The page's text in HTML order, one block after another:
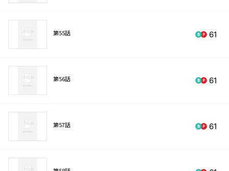
第55話 61
第56話 61
第57話 61